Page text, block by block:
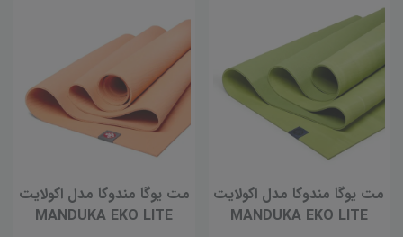
مت یوگا مندوکا مدل اکولایت
MANDUKA EKO LITE
مت یوگا مندوکا مدل اکولایت
MANDUKA EKO LITE